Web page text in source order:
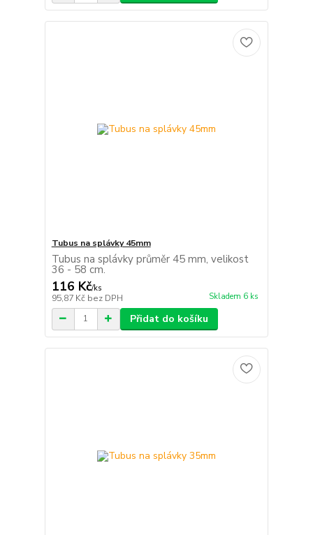
Tubus na splávky 45mm
Tubus na splávky průměr 45 mm, velikost
36 - 58 cm.
116 Kč/ks
95,87 Kč bez DPH Skladem 6 ks
Přidat do košíku